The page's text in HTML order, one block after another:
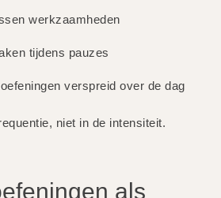
werkzaamheden
tijdens pauzes
verspreid over de dag
niet in de intensiteit.
als